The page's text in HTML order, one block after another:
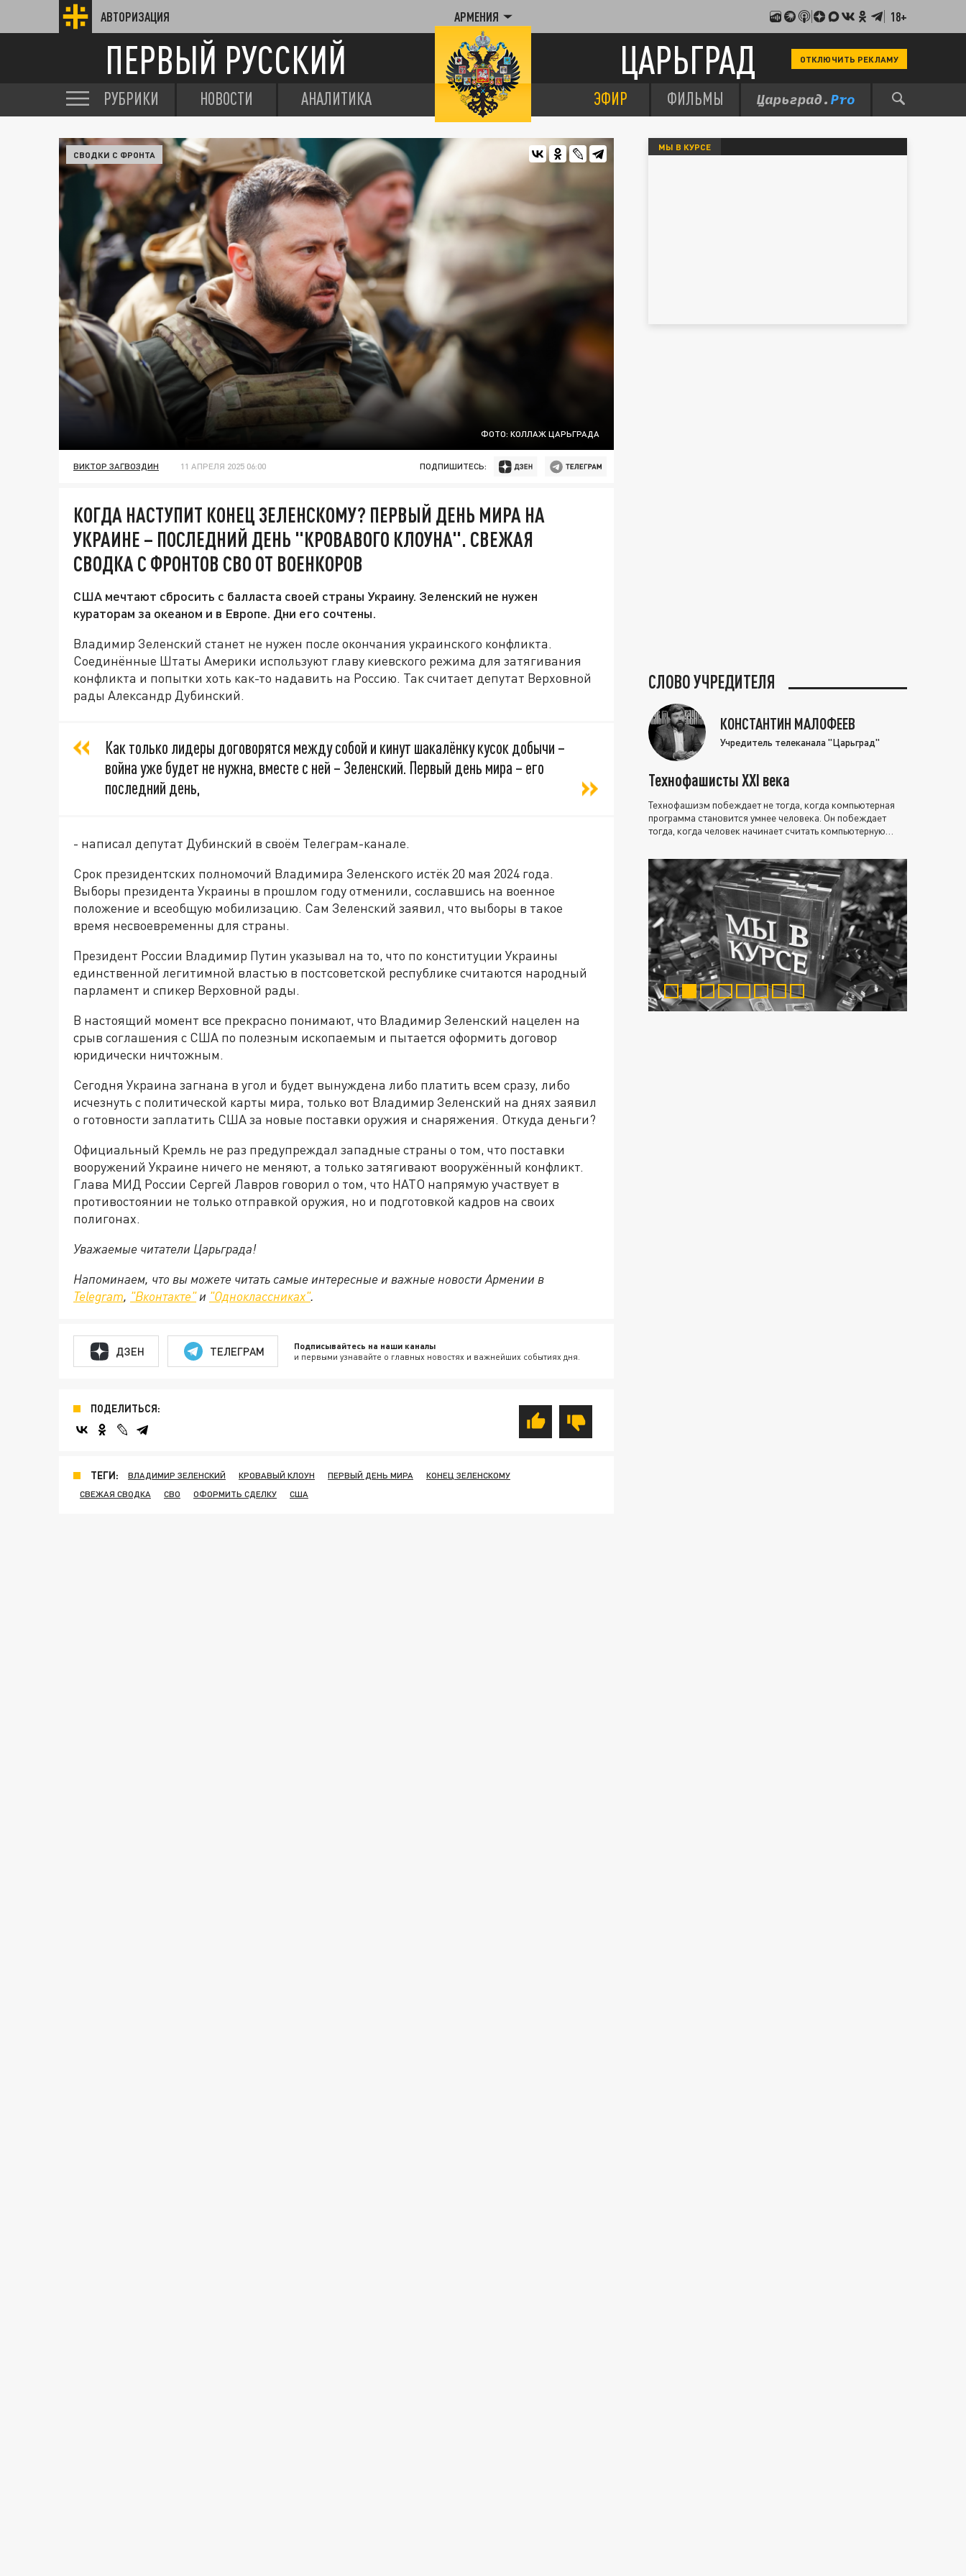
АВТОРИЗАЦИЯ АРМЕНИЯ 18+
ПЕРВЫЙ РУССКИЙ ЦАРЬГРАД ОТКЛЮЧИТЬ РЕКЛАМУ
РУБРИКИ НОВОСТИ АНАЛИТИКА ЭФИР ФИЛЬМЫ
ФОТО: КОЛЛАЖ ЦАРЬГРАДА
СВОДКИ С ФРОНТА
ВИКТОР ЗАГВОЗДИН 11 АПРЕЛЯ 2025 06:00 ПОДПИШИТЕСЬ:
КОГДА НАСТУПИТ КОНЕЦ ЗЕЛЕНСКОМУ? ПЕРВЫЙ ДЕНЬ МИРА НА
УКРАИНЕ – ПОСЛЕДНИЙ ДЕНЬ "КРОВАВОГО КЛОУНА". СВЕЖАЯ
СВОДКА С ФРОНТОВ СВО ОТ ВОЕНКОРОВ
США мечтают сбросить с балласта своей страны Украину. Зеленский не нужен
кураторам за океаном и в Европе. Дни его сочтены.
Владимир Зеленский станет не нужен после окончания украинского конфликта.
Соединённые Штаты Америки используют главу киевского режима для затягивания
конфликта и попытки хоть как-то надавить на Россию. Так считает депутат Верховной
рады Александр Дубинский.
Как только лидеры договорятся между собой и кинут шакалёнку кусок добычи –
война уже будет не нужна, вместе с ней – Зеленский. Первый день мира – его
последний день,
- написал депутат Дубинский в своём Телеграм-канале.
Срок президентских полномочий Владимира Зеленского истёк 20 мая 2024 года.
Выборы президента Украины в прошлом году отменили, сославшись на военное
положение и всеобщую мобилизацию. Сам Зеленский заявил, что выборы в такое
время несвоевременны для страны.
Президент России Владимир Путин указывал на то, что по конституции Украины
единственной легитимной властью в постсоветской республике считаются народный
парламент и спикер Верховной рады.
В настоящий момент все прекрасно понимают, что Владимир Зеленский нацелен на
срыв соглашения с США по полезным ископаемым и пытается оформить договор
юридически ничтожным.
Сегодня Украина загнана в угол и будет вынуждена либо платить всем сразу, либо
исчезнуть с политической карты мира, только вот Владимир Зеленский на днях заявил
о готовности заплатить США за новые поставки оружия и снаряжения. Откуда деньги?
Официальный Кремль не раз предупреждал западные страны о том, что поставки
вооружений Украине ничего не меняют, а только затягивают вооружённый конфликт.
Глава МИД России Сергей Лавров говорил о том, что НАТО напрямую участвует в
противостоянии не только отправкой оружия, но и подготовкой кадров на своих
полигонах.
Уважаемые читатели Царьграда!
Напоминаем, что вы можете читать самые интересные и важные новости Армении в
Telegram, "Вконтакте"и "Одноклассниках".
ДЗЕН ТЕЛЕГРАМ Подписывайтесь на наши каналы
и первыми узнавайте о главных новостях и важнейших событиях дня.
ПОДЕЛИТЬСЯ:
ТЕГИ: ВЛАДИМИР ЗЕЛЕНСКИЙ КРОВАВЫЙ КЛОУН ПЕРВЫЙ ДЕНЬ МИРА
КОНЕЦ ЗЕЛЕНСКОМУ
СВЕЖАЯ СВОДКА
СВО ОФОРМИТЬ СДЕЛКУ США
МЫ В КУРСЕ
СЛОВО УЧРЕДИТЕЛЯ
КОНСТАНТИН МАЛОФЕЕВ
Учредитель телеканала "Царьград"
Технофашисты XXI века
Технофашизм побеждает не тогда, когда компьютерная
программа становится умнее человека. Он побеждает
тогда, когда человек начинает считать компьютерную